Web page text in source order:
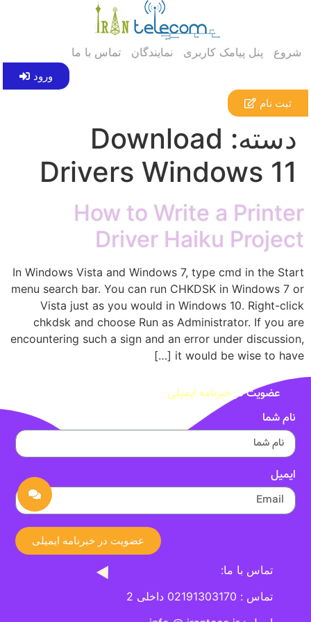
شروع پنل پیامک کاربری نمایندگان تماس با ما
ورود
ثبت نام
دسته: Download
Drivers Windows 11
How to Write a Printer
Driver Haiku Project
In Windows Vista and Windows 7, type cmd in the Start
menu search bar. You can run CHKDSK in Windows 7 or
Vista just as you would in Windows 10. Right-click
chkdsk and choose Run as Administrator. If you are
encountering such a sign and an error under discussion,
it would be wise to have […]
عضویت در خبرنامه ایمیلی
نام شما
ایمیل
عضویت در خبرنامه ایمیلی
تماس با ما:
تماس : 02191303170 داخلی 2